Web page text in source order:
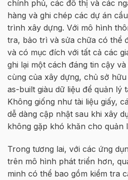
chính phủ, các đô thị và các
hàng và ghi chép các dự án
trình xây dựng. Với mô hình
tra, bảo trì và sửa chữa có thể
và có mục đích với tất cả các
ghi lại một cách đáng tin cậy
cùng của xây dựng, chủ sở
as-built giàu dữ liệu để quản lý
Không giống như tài liệu giấy,
dễ dàng cập nhật sau khi xây
không gặp khó khăn cho quản
Trong tương lai, với các ứng
trên mô hình phát triển hơn,
minh có thể bao gồm kiểm tra